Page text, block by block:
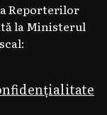
Reporterilor
la Ministerul